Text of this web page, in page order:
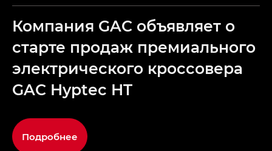
Компания GAC объявляет о
старте продаж премиального
электрического кроссовера
GAC Hyptec HT
Подробнее